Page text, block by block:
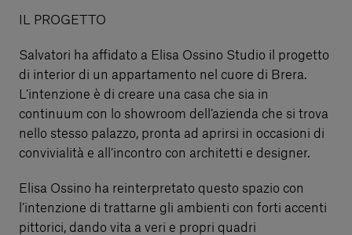
IL PROGETTO
Salvatori ha affidato a Elisa Ossino Studio il progetto
di interior di un appartamento nel cuore di Brera.
L’intenzione è di creare una casa che sia in
continuum con lo showroom dell’azienda che si trova
nello stesso palazzo, pronta ad aprirsi in occasioni di
convivialità e all’incontro con architetti e designer.
Elisa Ossino ha reinterpretato questo spazio con
l’intenzione di trattarne gli ambienti con forti accenti
pittorici, dando vita a veri e propri quadri